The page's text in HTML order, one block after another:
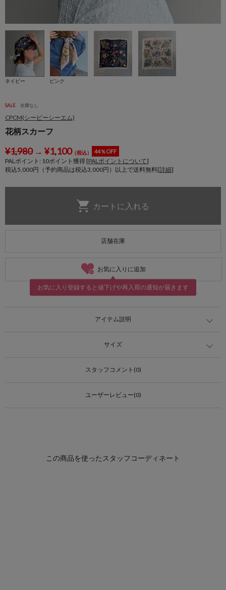
ネイビー ピンク
SALE 在庫なし
CPCM(シーピーシーエム)
花柄スカーフ
¥1,980→ ¥1,100（税込） 44％OFF
PALポイント: 10ポイント獲得 [PALポイントについて]
税込5,000円（予約商品は税込3,000円）以上で送料無料[詳細]
店舗在庫
お気に入りに追加
お気に入り登録すると値下げや再入荷の通知が届きます
アイテム説明
サイズ
スタッフコメント(0)
ユーザーレビュー(0)